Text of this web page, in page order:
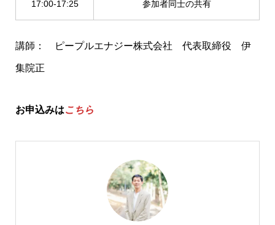
17:00-17:25 参加者同士の共有
講師： ピープルエナジー株式会社 代表取締役 伊
集院正
お申込みはこちら